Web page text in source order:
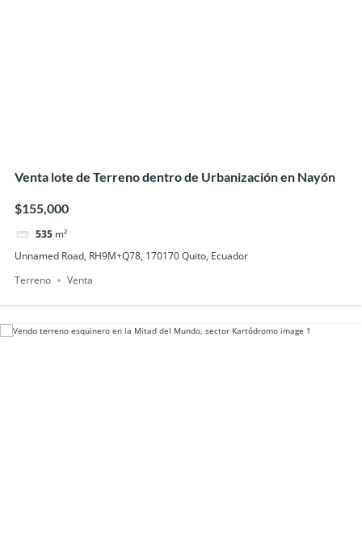
Venta lote de Terreno dentro de Urbanización en Nayón
$155,000
535 m²
Unnamed Road, RH9M+Q78, 170170 Quito, Ecuador
Terreno
Venta